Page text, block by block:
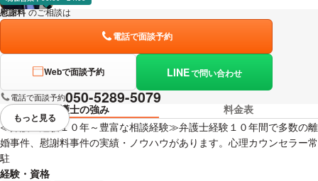
慰謝料 のご相談は
電話で面談予約
Webで面談予約 LINEで問い合わせ
電話で面談予約050-5289-5079
弁護士の強み
料金表
≪弁護士経験１０年～豊富な相談経験≫弁護士経験１０年間で多数の離
婚事件、慰謝料事件の実績・ノウハウがあります。心理カウンセラー常
駐
経験・資格
視覚的に省略されている要素を
もっと見る